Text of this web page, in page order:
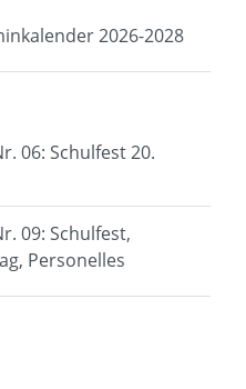
2026-2028
06: Schulfest 20.
09: Schulfest,
Personelles